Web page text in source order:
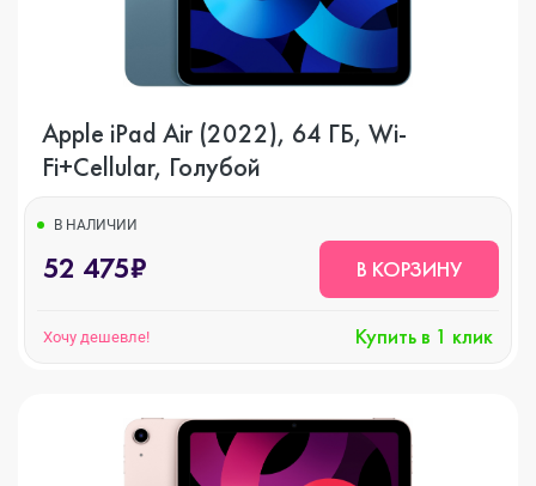
Apple iPad Air (2022), 64 ГБ, Wi-
Fi+Cellular, Голубой
В НАЛИЧИИ
52 475₽ В КОРЗИНУ
Хочу дешевле! Купить в 1 клик